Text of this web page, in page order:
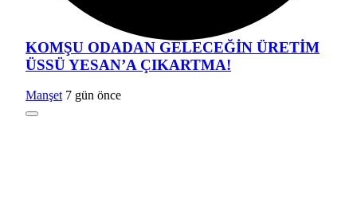
KOMŞU ODADAN GELECEĞİN ÜRETİM
ÜSSÜ YESAN’A ÇIKARTMA!
Manşet 7 gün önce